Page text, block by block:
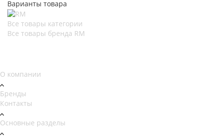
Варианты товара
Все товары категории
Все товары бренда RM
О компании
Бренды
Контакты
Основные разделы